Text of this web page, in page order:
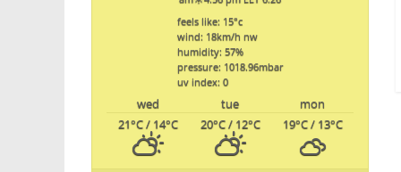
feels like: 15°c
wind: 18km/h nw
humidity: 57%
pressure: 1018.96mbar
uv index: 0
mon
tue
wed
19°C/ 13°C
20°C/ 12°C
21°C/ 14°C